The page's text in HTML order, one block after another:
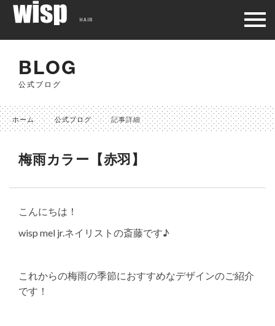
BLOG
公式ブログ
ホーム 公式ブログ 記事詳細
梅雨カラー【赤羽】
こんにちは！
wisp mel jr.ネイリストの斎藤です♪
これからの梅雨の季節におすすめなデザインのご紹介
です！
HAIR